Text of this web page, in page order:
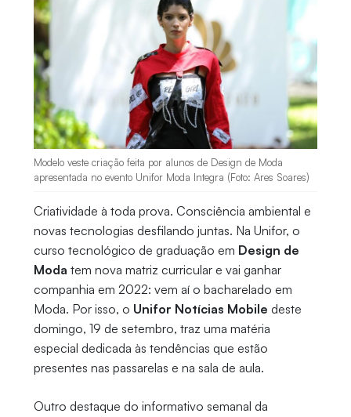
Modelo veste criação feita por alunos de Design de Moda
apresentada no evento Unifor Moda Integra (Foto: Ares Soares)
Criatividade à toda prova. Consciência ambiental e
novas tecnologias desfilando juntas. Na Unifor, o
curso tecnológico de graduação em Design de
Moda tem nova matriz curricular e vai ganhar
companhia em 2022: vem aí o bacharelado em
Moda. Por isso, o Unifor Notícias Mobile deste
domingo, 19 de setembro, traz uma matéria
especial dedicada às tendências que estão
presentes nas passarelas e na sala de aula.
Outro destaque do informativo semanal da